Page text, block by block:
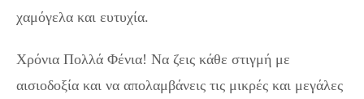
χαμόγελα και ευτυχία.
Χρόνια Πολλά Φένια! Να ζεις κάθε στιγμή με
αισιοδοξία και να απολαμβάνεις τις μικρές και μεγάλες